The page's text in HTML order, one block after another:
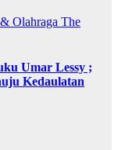
Olahraga The
Umar Lessy ;
Kedaulatan